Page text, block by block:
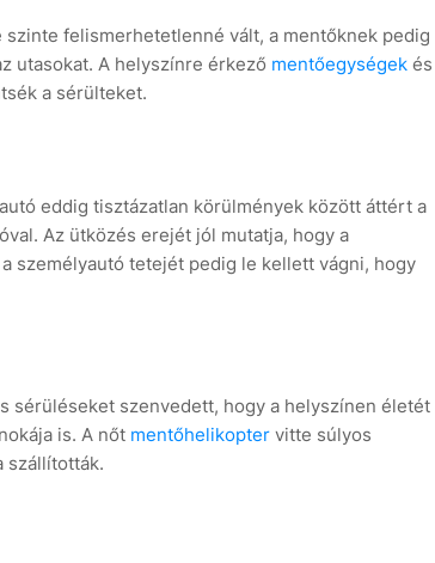
felismerhetetlenné vált, a mentőknek pedig
utasokat. A helyszínre érkező mentőegységekés
a sérülteket.
eddig tisztázatlan körülmények között áttért a
Az ütközés erejét jól mutatja, hogy a
személyautó tetejét pedig le kellett vágni, hogy
sérüléseket szenvedett, hogy a helyszínen életét
is. A nőt mentőhelikoptervitte súlyos
szállították.